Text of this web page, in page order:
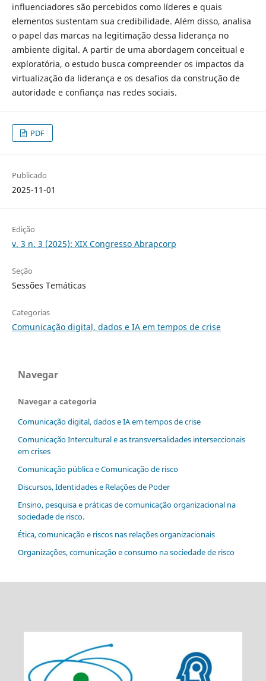
influenciadores são percebidos como líderes e quais
elementos sustentam sua credibilidade. Além disso, analisa
o papel das marcas na legitimação dessa liderança no
ambiente digital. A partir de uma abordagem conceitual e
exploratória, o estudo busca compreender os impactos da
virtualização da liderança e os desafios da construção de
autoridade e confiança nas redes sociais.
PDF
Publicado
2025-11-01
Edição
v. 3 n. 3 (2025): XIX Congresso Abrapcorp
Seção
Sessões Temáticas
Categorias
Comunicação digital, dados e IA em tempos de crise
Navegar
Navegar a categoria
Comunicação digital, dados e IA em tempos de crise
Comunicação Intercultural e as transversalidades interseccionais
em crises
Comunicação pública e Comunicação de risco
Discursos, Identidades e Relações de Poder
Ensino, pesquisa e práticas de comunicação organizacional na
sociedade de risco.
Ética, comunicação e riscos nas relações organizacionais
Organizações, comunicação e consumo na sociedade de risco